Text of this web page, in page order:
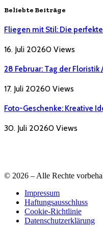
Beliebte Beiträge
Fliegen mit Stil: Die
16. Juli 20260 Views
28 Februar: Tag der
17. Juli 20260 Views
Foto-Geschenke: Kreative
30. Juli 20260 Views
© 2026 – Alle Rechte
Impressum
Haftungsausschluss
Cookie-Richtlinie
Datenschutzerklärung